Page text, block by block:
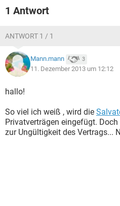
1 Antwort
ANTWORT 1 / 1
Mann.mann 3
11. Dezember 2013 um 12:12
hallo!
So viel ich weiß , wird die
Privatverträgen eingefügt.
zur Ungültigkeit des Vertrags...